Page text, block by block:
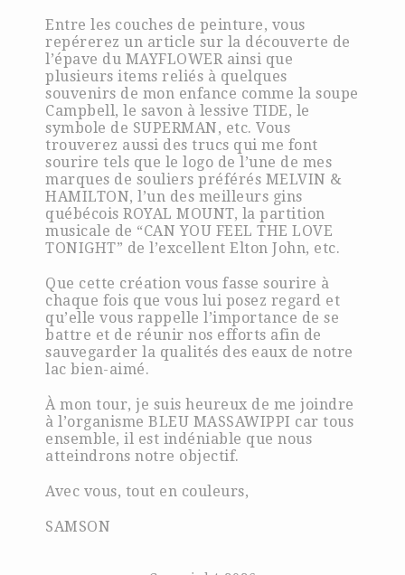
Entre les couches de peinture, vous
repérerez un article sur la découverte de
l’épave du MAYFLOWER ainsi que
plusieurs items reliés à quelques
souvenirs de mon enfance comme la soupe
Campbell, le savon à lessive TIDE, le
symbole de SUPERMAN, etc. Vous
trouverez aussi des trucs qui me font
sourire tels que le logo de l’une de mes
marques de souliers préférés MELVIN &
HAMILTON, l’un des meilleurs gins
québécois ROYAL MOUNT, la partition
musicale de “CAN YOU FEEL THE LOVE
TONIGHT” de l’excellent Elton John, etc.
Que cette création vous fasse sourire à
chaque fois que vous lui posez regard et
qu’elle vous rappelle l’importance de se
battre et de réunir nos efforts afin de
sauvegarder la qualités des eaux de notre
lac bien-aimé.
À mon tour, je suis heureux de me joindre
à l’organisme BLEU MASSAWIPPI car tous
ensemble, il est indéniable que nous
atteindrons notre objectif.
Avec vous, tout en couleurs,
SAMSON